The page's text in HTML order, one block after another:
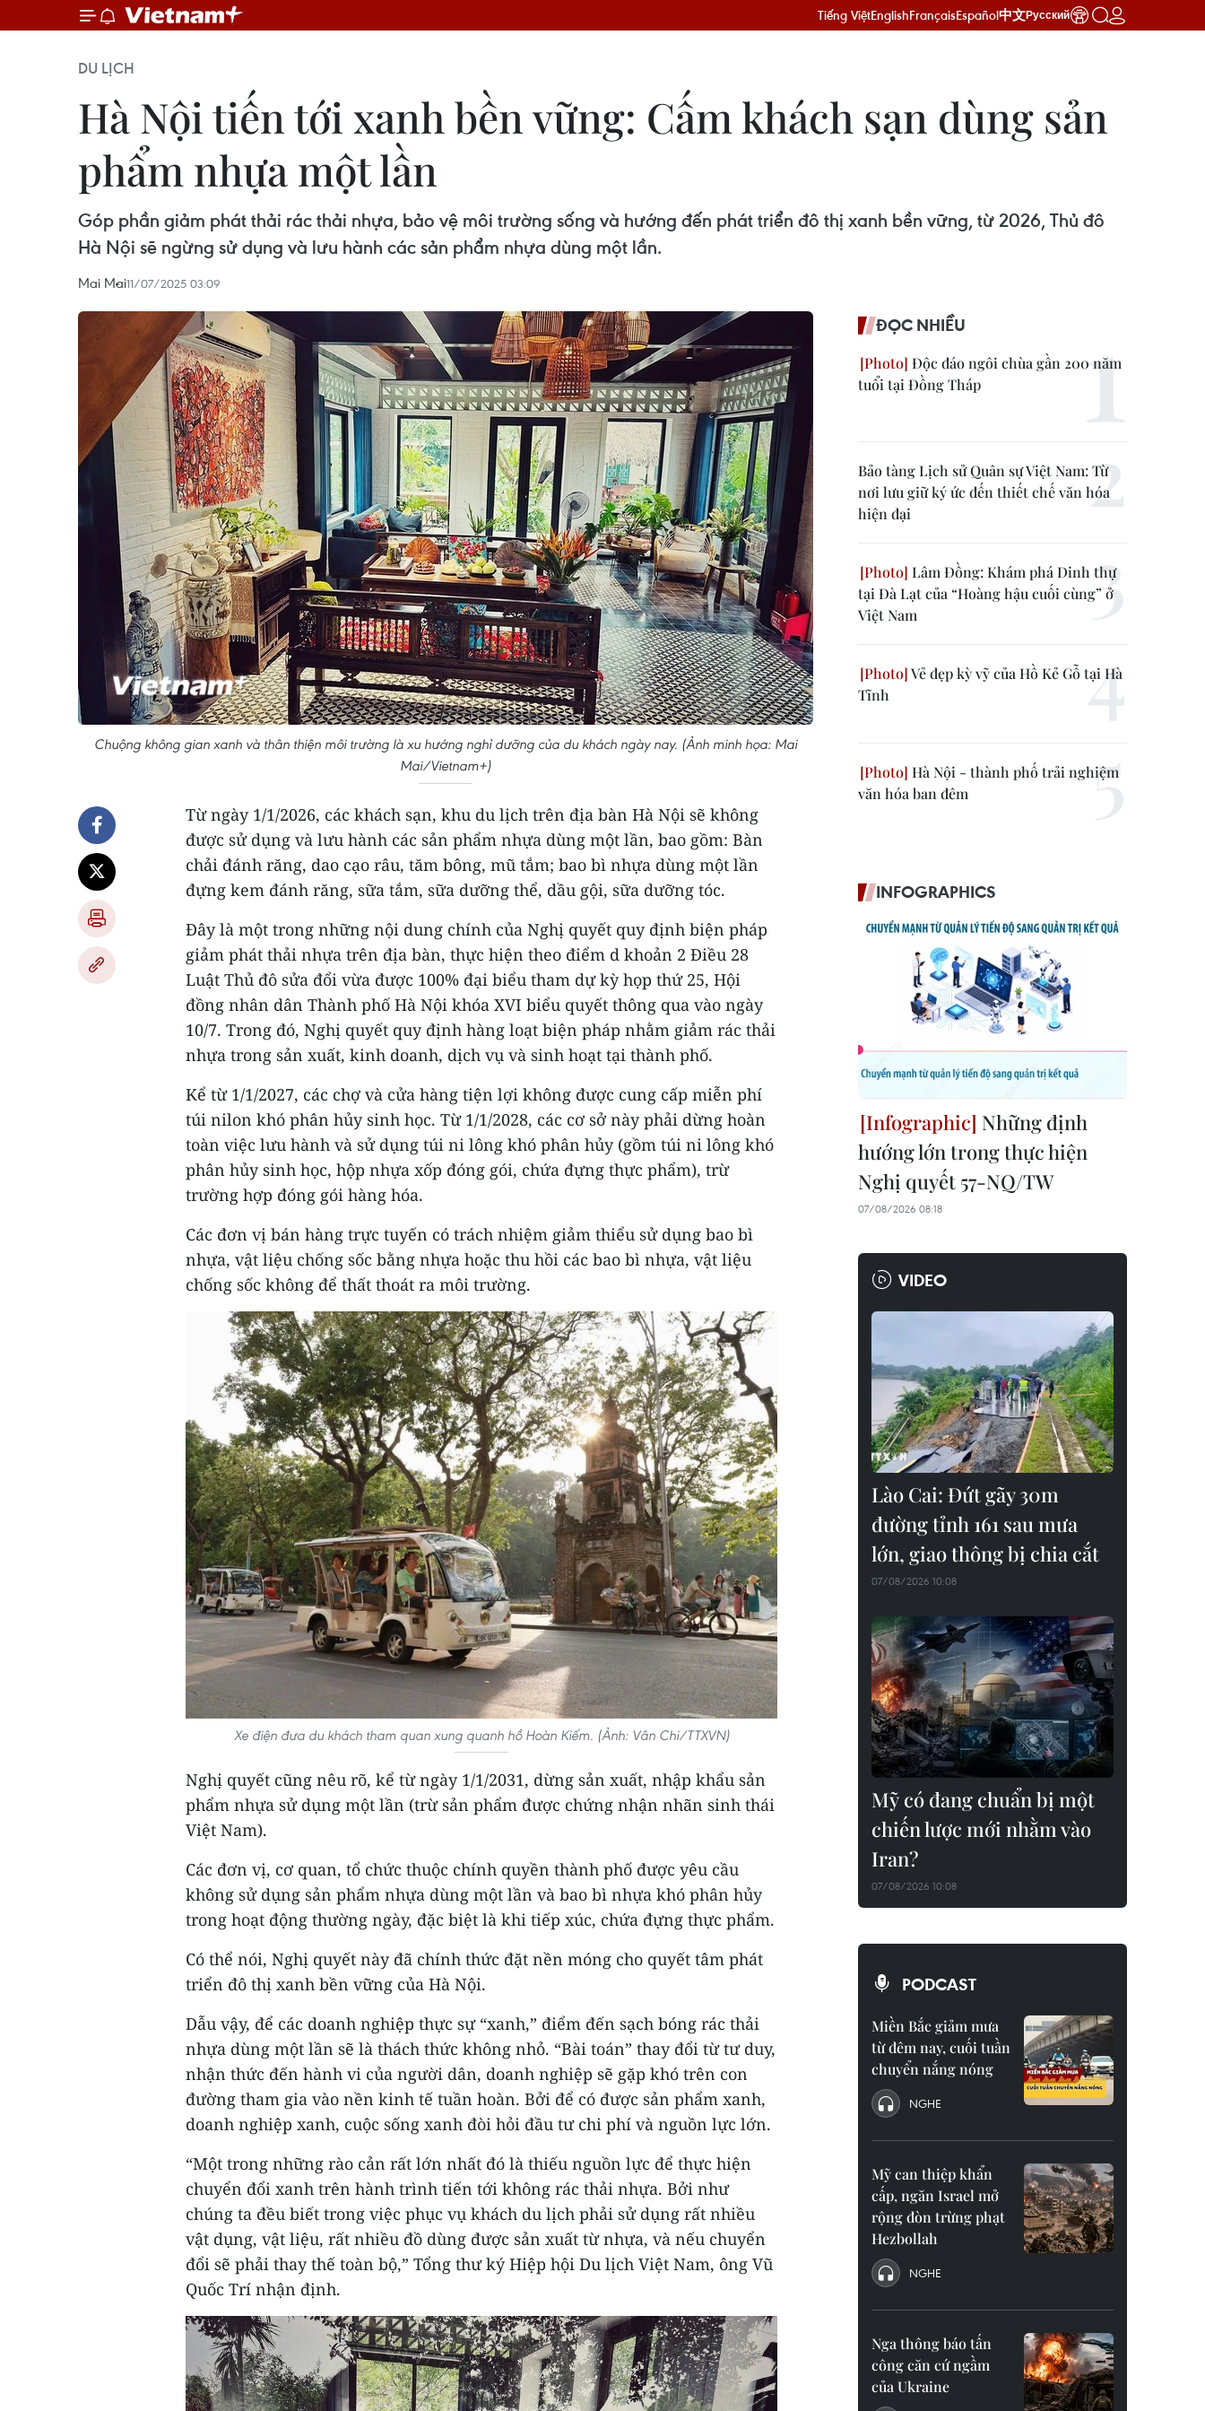
Tiếng ViệtEnglishFrançaisEspañol中文Русский
DU LỊCH
Hà Nội tiến tới xanh bền vững: Cấm khách sạn dùng sản
phẩm nhựa một lần
Góp phần giảm phát thải rác thải nhựa, bảo vệ môi trường sống và hướng đến phát triển đô thị xanh bền vững, từ 2026, Thủ đô
Hà Nội sẽ ngừng sử dụng và lưu hành các sản phẩm nhựa dùng một lần.
Mai Mai11/07/2025 03:09
Chuộng không gian xanh và thân thiện môi trường là xu hướng nghỉ dưỡng của du khách ngày nay. (Ảnh minh họa: Mai
Mai/Vietnam+)
Từ ngày 1/1/2026, các khách sạn, khu du lịch trên địa bàn Hà Nội sẽ không
được sử dụng và lưu hành các sản phẩm nhựa dùng một lần, bao gồm: Bàn
chải đánh răng, dao cạo râu, tăm bông, mũ tắm; bao bì nhựa dùng một lần
đựng kem đánh răng, sữa tắm, sữa dưỡng thể, dầu gội, sữa dưỡng tóc.
Đây là một trong những nội dung chính của Nghị quyết quy định biện pháp
giảm phát thải nhựa trên địa bàn, thực hiện theo điểm d khoản 2 Điều 28
Luật Thủ đô sửa đổi vừa được 100% đại biểu tham dự kỳ họp thứ 25, Hội
đồng nhân dân Thành phố Hà Nội khóa XVI biểu quyết thông qua vào ngày
10/7. Trong đó, Nghị quyết quy định hàng loạt biện pháp nhằm giảm rác thải
nhựa trong sản xuất, kinh doanh, dịch vụ và sinh hoạt tại thành phố.
Kể từ 1/1/2027, các chợ và cửa hàng tiện lợi không được cung cấp miễn phí
túi nilon khó phân hủy sinh học. Từ 1/1/2028, các cơ sở này phải dừng hoàn
toàn việc lưu hành và sử dụng túi ni lông khó phân hủy (gồm túi ni lông khó
phân hủy sinh học, hộp nhựa xốp đóng gói, chứa đựng thực phẩm), trừ
trường hợp đóng gói hàng hóa.
Các đơn vị bán hàng trực tuyến có trách nhiệm giảm thiểu sử dụng bao bì
nhựa, vật liệu chống sốc bằng nhựa hoặc thu hồi các bao bì nhựa, vật liệu
chống sốc không để thất thoát ra môi trường.
Xe điện đưa du khách tham quan xung quanh hồ Hoàn Kiếm. (Ảnh: Vân Chi/TTXVN)
Nghị quyết cũng nêu rõ, kể từ ngày 1/1/2031, dừng sản xuất, nhập khẩu sản
phẩm nhựa sử dụng một lần (trừ sản phẩm được chứng nhận nhãn sinh thái
Việt Nam).
Các đơn vị, cơ quan, tổ chức thuộc chính quyền thành phố được yêu cầu
không sử dụng sản phẩm nhựa dùng một lần và bao bì nhựa khó phân hủy
trong hoạt động thường ngày, đặc biệt là khi tiếp xúc, chứa đựng thực phẩm.
Có thể nói, Nghị quyết này đã chính thức đặt nền móng cho quyết tâm phát
triển đô thị xanh bền vững của Hà Nội.
Dẫu vậy, để các doanh nghiệp thực sự “xanh,” điểm đến sạch bóng rác thải
nhựa dùng một lần sẽ là thách thức không nhỏ. “Bài toán” thay đổi từ tư duy,
nhận thức đến hành vi của người dân, doanh nghiệp sẽ gặp khó trên con
đường tham gia vào nền kinh tế tuần hoàn. Bởi để có được sản phẩm xanh,
doanh nghiệp xanh, cuộc sống xanh đòi hỏi đầu tư chi phí và nguồn lực lớn.
“Một trong những rào cản rất lớn nhất đó là thiếu nguồn lực để thực hiện
chuyển đổi xanh trên hành trình tiến tới không rác thải nhựa. Bởi như
chúng ta đều biết trong việc phục vụ khách du lịch phải sử dụng rất nhiều
vật dụng, vật liệu, rất nhiều đồ dùng được sản xuất từ nhựa, và nếu chuyển
đổi sẽ phải thay thế toàn bộ,” Tổng thư ký Hiệp hội Du lịch Việt Nam, ông Vũ
Quốc Trí nhận định.
ĐỌC NHIỀU
Độc đáo ngôi chùa gần 200 năm
tuổi tại Đồng Tháp
Bảo tàng Lịch sử Quân sự Việt Nam: Từ
nơi lưu giữ ký ức đến thiết chế văn hóa
hiện đại
Lâm Đồng: Khám phá Dinh thự
tại Đà Lạt của “Hoàng hậu cuối cùng” ở
Việt Nam
Vẻ đẹp kỳ vỹ của Hồ Kẻ Gỗ tại Hà
Tĩnh
Hà Nội - thành phố trải nghiệm
văn hóa ban đêm
INFOGRAPHICS
Những định
hướng lớn trong thực hiện
Nghị quyết 57-NQ/TW
07/08/2026 08:18
VIDEO
Lào Cai: Đứt gãy 30m
đường tỉnh 161 sau mưa
lớn, giao thông bị chia cắt
07/08/2026 10:08
Mỹ có đang chuẩn bị một
chiến lược mới nhằm vào
Iran?
07/08/2026 10:08
PODCAST
Miền Bắc giảm mưa
từ đêm nay, cuối tuần
chuyển nắng nóng
NGHE
Mỹ can thiệp khẩn
cấp, ngăn Israel mở
rộng đòn trừng phạt
Hezbollah
NGHE
Nga thông báo tấn
công căn cứ ngầm
của Ukraine